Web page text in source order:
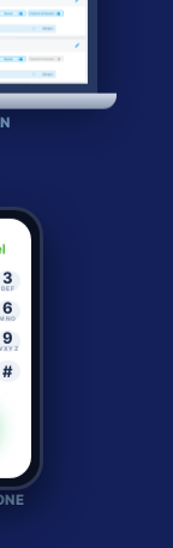
3
DEF
6
MNO
9
WXYZ
#